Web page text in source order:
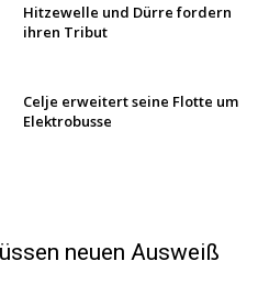
Hitzewelle und Dürre fordern
ihren Tribut
Celje erweitert seine Flotte um
Elektrobusse
neuen Ausweiß